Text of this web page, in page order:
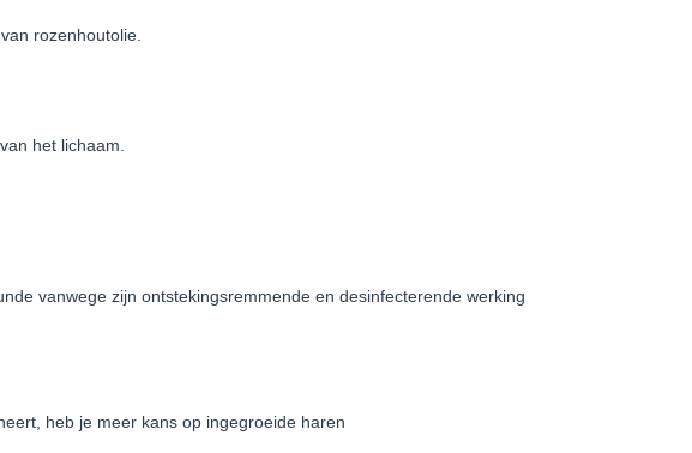
rozenhoutolie.
het lichaam.
vanwege zijn ontstekingsremmende en desinfecterende werking
heb je meer kans op ingegroeide haren